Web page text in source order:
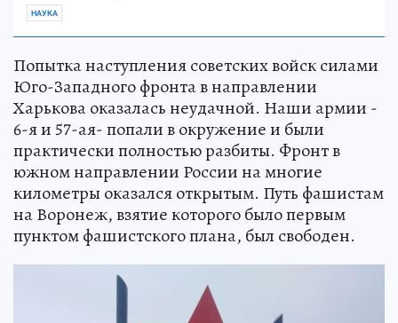
НАУКА
Попытка наступления советских войск силами
Юго-Западного фронта в направлении
Харькова оказалась неудачной. Наши армии -
6-я и 57-ая- попали в окружение и были
практически полностью разбиты. Фронт в
южном направлении России на многие
километры оказался открытым. Путь фашистам
на Воронеж, взятие которого было первым
пунктом фашистского плана, был свободен.